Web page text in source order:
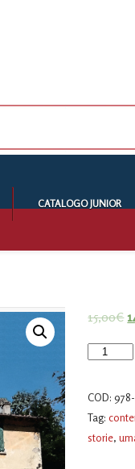
CATALOGO JUNIOR
15,00€
quantità
COD:
Tag:
storie,